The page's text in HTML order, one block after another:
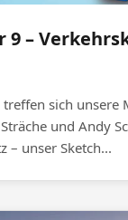
9 –
treffen sich unsere
und Andy
– unser Sketch...